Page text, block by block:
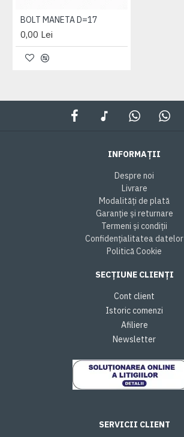
BOLT MANETA D=17
0,00 Lei
INFORMAȚII
Despre noi
Livrare
Modalități de plată
Garanție și returnare
Termeni și condiții
Confidențialitatea datelor
Politică Cookie
SECȚIUNE CLIENȚI
Cont client
Istoric comenzi
Afiliere
Newsletter
SERVICII CLIENT